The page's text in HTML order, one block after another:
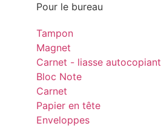
Pour le bureau
Tampon
Magnet
Carnet - liasse autocopiant
Bloc Note
Carnet
Papier en tête
Enveloppes